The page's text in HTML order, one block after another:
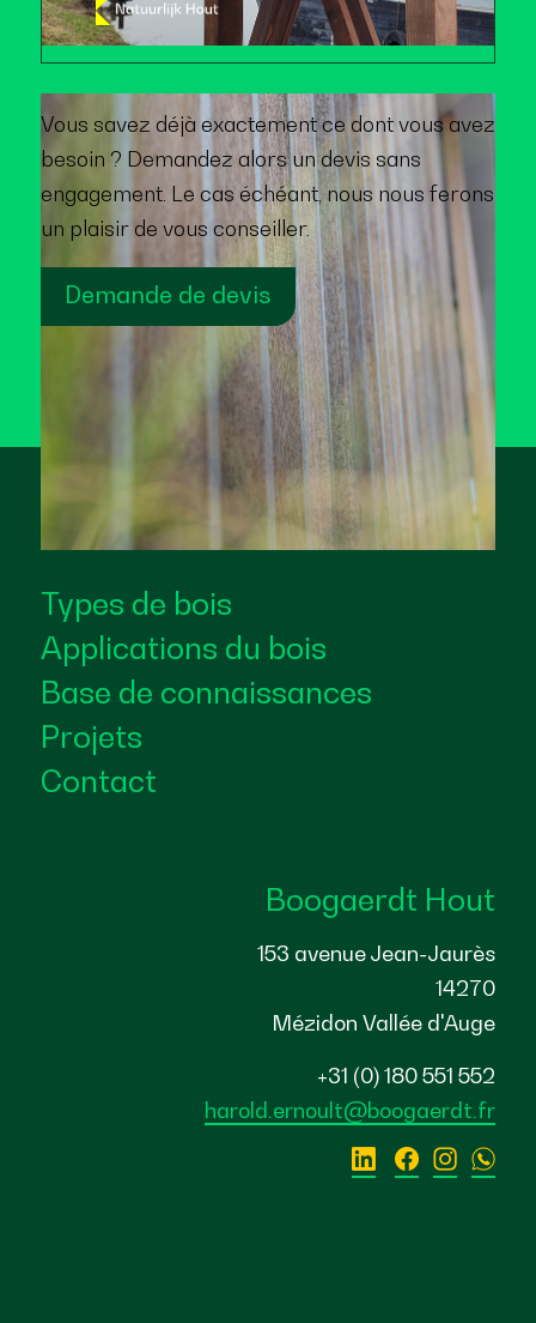
Vous savez déjà exactement ce dont vous avez
besoin ? Demandez alors un devis sans
engagement. Le cas échéant, nous nous ferons
un plaisir de vous conseiller.
Demande de devis
Types de bois
Applications du bois
Base de connaissances
Projets
Contact
Boogaerdt Hout
153 avenue Jean-Jaurès
14270
Mézidon Vallée d'Auge
+31 (0) 180 551 552
harold.ernoult@boogaerdt.fr